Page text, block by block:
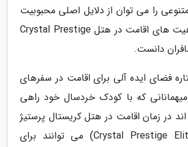
را می توان از دلایل اصلی محبوبیت
و مجذوب کنندهیت های اقامت در هتل Crystal Prestige
فضای ایده آلی برای اقامت در سفرهای
میهمانانی که با کودک خردسال خود راهی
اند در زمان اقامت در هتل کریستال پرستیژ
الیت آنتالیا (Crystal Prestige Elite) می توانند برای